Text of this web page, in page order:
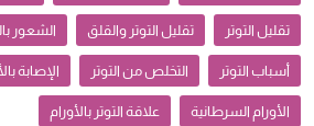
تقليل التوتر تقليل التوتر والقلق الشعور
أسباب التوتر التخلص من التوتر الإصابة
الأورام السرطانية علاقة التوتر بالأورام